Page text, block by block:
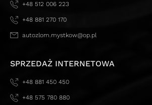
+48 512 006 223
+48 881 270 170
autozlom.mystkow@op.pl
SPRZEDAŻ INTERNETOWA
+48 881 450 450
+48 575 780 880